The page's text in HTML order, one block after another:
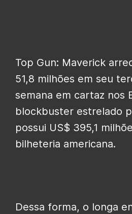
Top Gun: Maverick
51,8 milhões em seu
semana em cartaz nos
blockbuster estrelado
possui US$ 395,1
bilheteria americana.
Dessa forma, o longa